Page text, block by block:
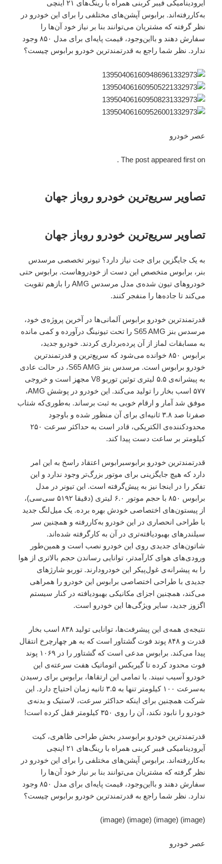
آیرودینامیکی فیبر کربنی همراه با رینگ‌های ۲۱ اینچی
به‌کاررفته‌اند. برابوس آپشن‌های مختلفی را برای این خودرو در
نظر گرفته که مشتریان می‌توانند بنا بر نیاز خود آن‌ها را
سفارش دهند و بااین‌وجود، قیمت پایه‌‌ای برای مدل ۸۵۰ وجود
ندارد. نظر شما راجع به قدرتمندترین خودرو برابوس چیست؟
عصر خودرو
The post appeared first on .
تصاویر سریع‌ترین خودرو روباز جهان
تصاویر سریع‌ترین خودرو روباز جهان
به یک جایگزین برای جت نیاز دارد؟ تیونر تخصصی مرسدس
بنر، برابوس متخصص این دست از خودروهاست. برابوس حتی
خودرو‌های تیون شده‌ی مدل مرسدس AMG را بازهم تقویت
می‌کند تا جاده‌‌ها را منفجر کنند.
قدرتمندترین خودرو برابوس آلمانی‌‌ها در آخرین پروژه‌ی خود،
مرسدس بنز S65 AMG را تحت تیونینگ درآورده و کمی مانده
به مسابقات لماز از آن پرده‌برداری کردند. خودرو جدید،
برابوس ۸۵۰ خوانده می‌شود که سریع‌ترین و قدرتمندترین
خودرو برابوس است. مرسدس بنز S65 AMG، در حالت عادی
به پیشرانه‌ی ۵.۵ لیتری توئین توربو V8 مجهز است و خروجی
۵۷۷ اسب بخار را تولید می‌کند. این خودرو در پوشش AMG،
موفق شد آمار و ارقام خوبی به ثبت برساند. به‌طوری‌که شتاب
صفرتا صد ۳.۸ ثانیه‌ای برای آن منظور شده و باوجود
محدودکننده‌ی الکتریکی، قادر است به حداکثر سرعت ۲۵۰
کیلومتر بر ساعت دست پیدا کند.
قدرتمندترین خودرو برابوسبرابوس اعتقاد راسخ به این امر
دارد که هیچ جایگزینی برای موتور بزرگ‌تر وجود ندارد و این
تفکر را در اینجا نیز به پیش‌گرفته است. این تیونر در مدل
برابوس ۸۵۰ با حجم موتور ۶.۰ لیتری (دقیقا ۵۱۹۲ سی‌سی)،
از پیستون‌های اختصاصی خودش بهره برده. یک میل‌لنگ جدید
با طراحی انحصاری در این خودرو به‌کاررفته و همچنین سر
سیلندرهای بهبودیافته‌تری در آن به کارگرفته شده‌اند.
شاتون‌های جدیدی روی این خودرو نصب است و همین‌طور
ورودی‌های هوای کارآمدتر، توانایی رساندن حجم بالاتری از هوا
را به پیشرانه‌ی غول‌پیکر این خودرودارند. توربو شارژهای
جدیدی با طراحی اختصاصی برابوس این خودرو را همراهی
می‌کند، همچنین اجزای مکانیکی بهبودیافته در کنار سیستم
اگزوز جدید، سایر ویژگی‌ها این خودرو است.
نتیجه‌ی همه‌ی این پیشرفت‌ها، توانایی تولید ۸۳۸ اسب بخار
قدرت و ۸۴۸ پوند فوت گشتاور است که به هر چهارچرخ انتقال
پیدا می‌کند. برابوس مدعی است که گشتاور را در ۱۰۶۹ پوند
فوت محدود کرده تا گیربکس اتوماتیک هفت سرعته‌ی این
خودرو آسیب نبیند. با تمامی این ارتقاها، برابوس برای رسیدن
به‌سرعت ۱۰۰ کیلومتر تنها به ۳.۵ ثانیه زمان احتیاج دارد. این
شرکت همچنین برای اینکه حداکثر سرعت، لاستیک و بدنه‌ی
خودرو را نابود نکند، آن را روی ۳۵۰ کیلومتر قفل کرده است!
قدرتمندترین خودرو برابوسدر بخش طراحی ظاهری، کیت
آیرودینامیکی فیبر کربنی همراه با رینگ‌های ۲۱ اینچی
به‌کاررفته‌اند. برابوس آپشن‌های مختلفی را برای این خودرو در
نظر گرفته که مشتریان می‌توانند بنا بر نیاز خود آن‌ها را
سفارش دهند و بااین‌وجود، قیمت پایه‌‌ای برای مدل ۸۵۰ وجود
ندارد. نظر شما راجع به قدرتمندترین خودرو برابوس چیست؟
(image) (image) (image) (image)
عصر خودرو